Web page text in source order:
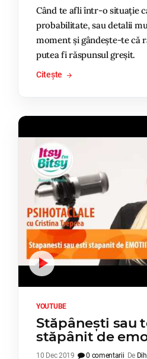
Când te afli într-o situație
probabilitate, sau detalii
moment și gândește-te că
putea fi răspunsul greșit.
Citește
YOUTUBE
Stăpânești sau
stăpânit de
10 Dec 2019 0 comentarii De